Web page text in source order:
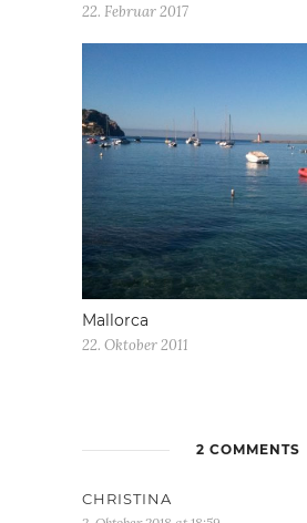
22. Februar 2017
Mallorca
22. Oktober 2011
2 COMMENTS
CHRISTINA